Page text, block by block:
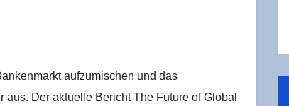
aufzumischen und das
Der aktuelle Bericht The Future of Global